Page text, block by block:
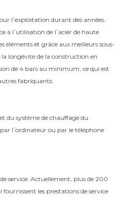
l᾿exploitation durant des années.
à l᾿utilisation de l᾿acier de haute
éléments et grâce aux meilleurs sous-
longévité de la construction en
de 4 bars au minimum, ce qui est
fabriquants.
du système de chauffage du
l᾿ordinateur ou par le téléphone
service. Actuellement, plus de 200
fournissent les prestations de service